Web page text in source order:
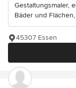
Gestaltungsmaler,
Bäder und
45307 Essen